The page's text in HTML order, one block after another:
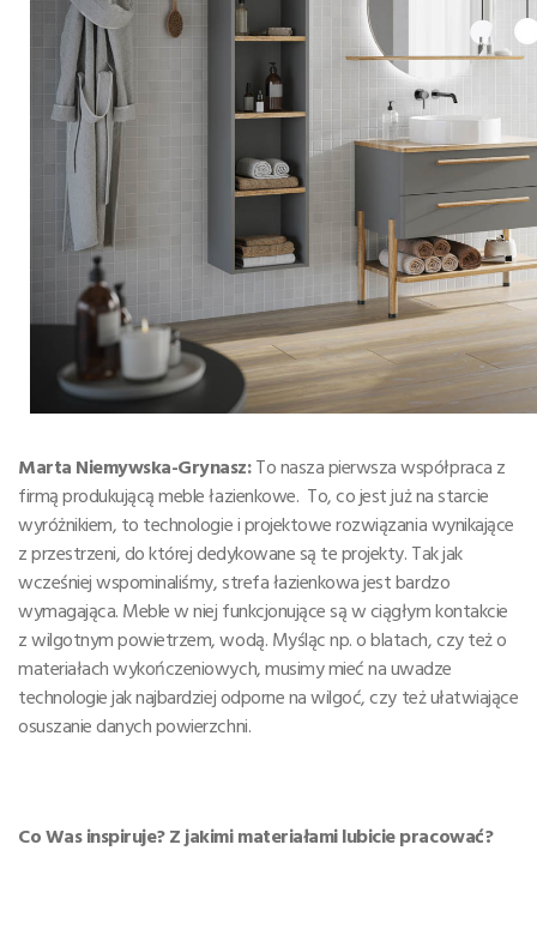
Marta Niemywska-Grynasz:To nasza pierwsza współpraca z
firmą produkującą meble łazienkowe. To, co jest już na starcie
wyróżnikiem, to technologie i projektowe rozwiązania wynikające
z przestrzeni, do której dedykowane są te projekty. Tak jak
wcześniej wspominaliśmy, strefa łazienkowa jest bardzo
wymagająca. Meble w niej funkcjonujące są w ciągłym kontakcie
z wilgotnym powietrzem, wodą. Myśląc np. o blatach, czy też o
materiałach wykończeniowych, musimy mieć na uwadze
technologie jak najbardziej odporne na wilgoć, czy też ułatwiające
osuszanie danych powierzchni.
Co Was inspiruje? Z jakimi materiałami lubicie pracować?